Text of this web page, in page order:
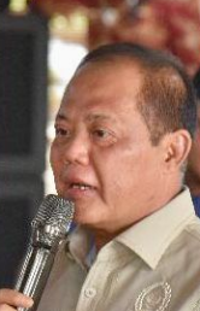
13